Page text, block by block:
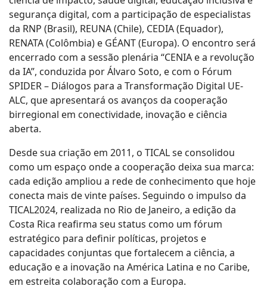
segurança digital, com a participação de especialistas
da RNP (Brasil), REUNA (Chile), CEDIA (Equador),
RENATA (Colômbia) e GÉANT (Europa). O encontro será
encerrado com a sessão plenária “CENIA e a revolução
da IA”, conduzida por Álvaro Soto, e com o Fórum
SPIDER – Diálogos para a Transformação Digital UE-
ALC, que apresentará os avanços da cooperação
birregional em conectividade, inovação e ciência
aberta.
Desde sua criação em 2011, o TICAL se consolidou
como um espaço onde a cooperação deixa sua marca:
cada edição ampliou a rede de conhecimento que hoje
conecta mais de vinte países. Seguindo o impulso da
TICAL2024, realizada no Rio de Janeiro, a edição da
Costa Rica reafirma seu status como um fórum
estratégico para definir políticas, projetos e
capacidades conjuntas que fortalecem a ciência, a
educação e a inovação na América Latina e no Caribe,
em estreita colaboração com a Europa.